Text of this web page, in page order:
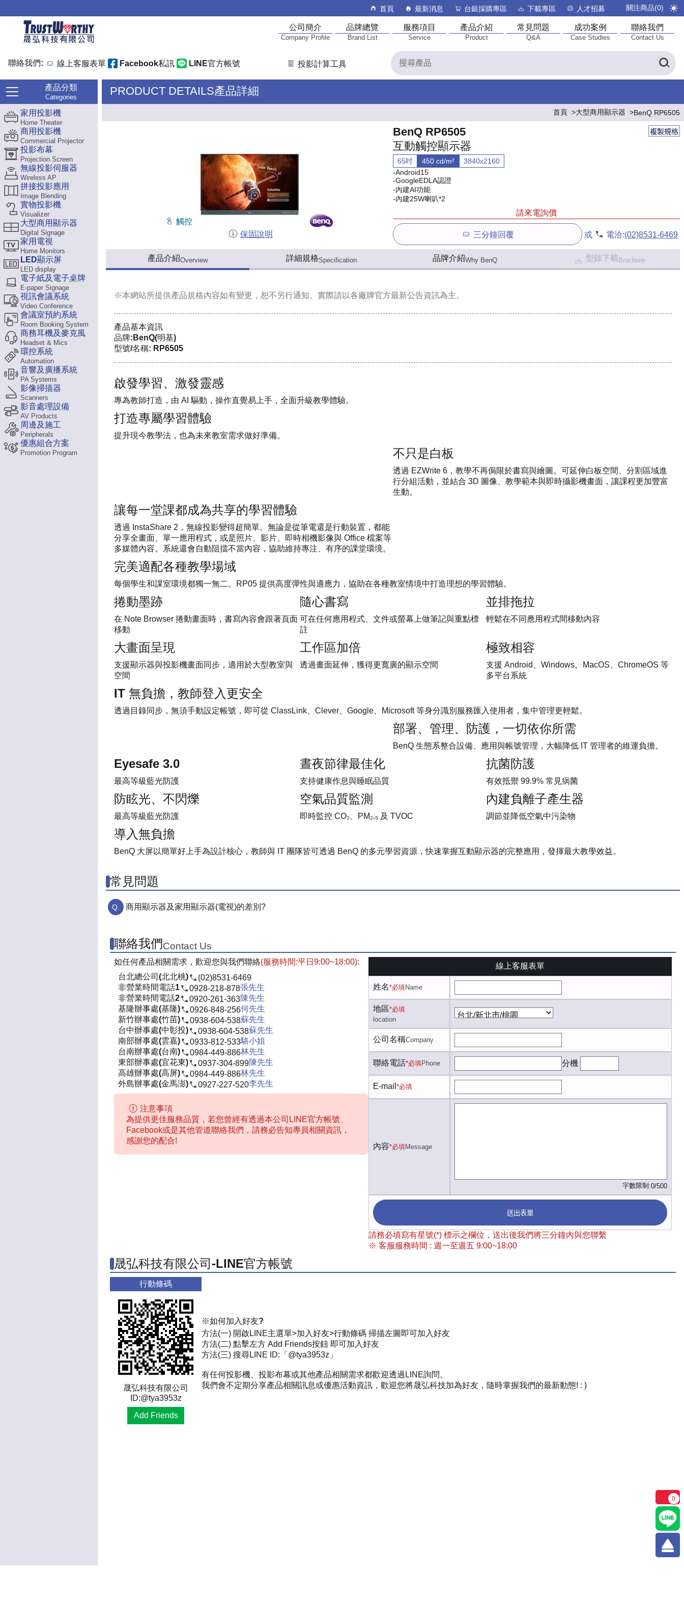
首頁 最新消息 台銀採購專區 下載專區 人才招募 關注商品(0)
公司簡介
Company Profile
品牌總覽
Brand List
服務項目
Service
產品介紹
Product
常見問題
Q&A
成功案例
Case Studies
聯絡我們
Contact Us
聯絡我們: 線上客服表單 Facebook私訊 LINE官方帳號 投影計算工具
產品分類
Categories
家用投影機
Home Theater
商用投影機
Commercial Projector
投影布幕
Projection Screen
無線投影伺服器
Wireless AP
拼接投影應用
Image Blending
實物投影機
Visualizer
大型商用顯示器
Digital Signage
家用電視
Home Monitors
LED顯示屏
LED display
電子紙及電子桌牌
E-paper Signage
視訊會議系統
Video Conference
會議室預約系統
Room Booking System
商務耳機及麥克風
Headset & Mics
環控系統
Automation
音響及廣播系統
PA Systems
影像掃描器
Scanners
影音處理設備
AV Products
周邊及施工
Peripherals
優惠組合方案
Promotion Program
PRODUCT DETAILS產品詳細
首頁 大型商用顯示器 BenQ RP6505
複製規格
觸控
保固說明
BenQ RP6505
互動觸控顯示器
65吋 450 cd/m²
3840x2160
-Android15
-GoogleEDLA認證
-內建AI功能
-內建25W喇叭*2
請來電詢價
三分鐘回覆 或 電洽:(02)8531-6469
產品介紹Overview 詳細規格Specification 品牌介紹Why BenQ 型錄下載 Brochure
※本網站所提供產品規格內容如有變更，恕不另行通知。實際請以各廠牌官方最新公告資訊為主。
產品基本資訊
品牌:BenQ(明基)
型號/名稱: RP6505
啟發學習、激發靈感
專為教師打造，由 AI 驅動，操作直覺易上手，全面升級教學體驗。
打造專屬學習體驗
提升現今教學法，也為未來教室需求做好準備。
不只是白板
透過 EZWrite 6，教學不再侷限於書寫與繪圖。可延伸白板空間、分割區域進
行分組活動，並結合 3D 圖像、教學範本與即時攝影機畫面，讓課程更加豐富
生動。
讓每一堂課都成為共享的學習體驗
透過 InstaShare 2，無線投影變得超簡單。無論是從筆電還是行動裝置，都能
分享全畫面、單一應用程式，或是照片、影片、即時相機影像與 Office 檔案等
多媒體內容。系統還會自動阻擋不當內容，協助維持專注、有序的課堂環境。
完美適配各種教學場域
每個學生和課室環境都獨一無二。RP05 提供高度彈性與適應力，協助在各種教室情境中打造理想的學習體驗。
捲動墨跡
在 Note Browser 捲動畫面時，書寫內容會跟著頁面
移動
隨心書寫
可在任何應用程式、文件或螢幕上做筆記與重點標
註
並排拖拉
輕鬆在不同應用程式間移動內容
大畫面呈現
支援顯示器與投影機畫面同步，適用於大型教室與
空間
工作區加倍
透過畫面延伸，獲得更寬廣的顯示空間
極致相容
支援 Android、Windows、MacOS、ChromeOS 等
多平台系統
IT 無負擔，教師登入更安全
透過目錄同步，無須手動設定帳號，即可從 ClassLink、Clever、Google、Microsoft 等身分識別服務匯入使用者，集中管理更輕鬆。
部署、管理、防護，一切依你所需
BenQ 生態系整合設備、應用與帳號管理，大幅降低 IT 管理者的維運負擔。
Eyesafe 3.0
最高等級藍光防護
晝夜節律最佳化
支持健康作息與睡眠品質
抗菌防護
有效抵禦 99.9% 常見病菌
防眩光、不閃爍
最高等級藍光防護
空氣品質監測
即時監控 CO₂、PM₂.₅ 及 TVOC
內建負離子產生器
調節並降低空氣中污染物
導入無負擔
BenQ 大屏以簡單好上手為設計核心，教師與 IT 團隊皆可透過 BenQ 的多元學習資源，快速掌握互動顯示器的完整應用，發揮最大教學效益。
常見問題
商用顯示器及家用顯示器(電視)的差別?
聯絡我們Contact Us
如任何產品相關需求，歡迎您與我們聯絡(服務時間:平日9:00~18:00):
台北總公司(北北桃)
(02)8531-6469
非營業時間電話1
0928-218-878張先生
非營業時間電話2
0920-261-363陳先生
基隆辦事處(基隆)
0926-848-256何先生
新竹辦事處(竹苗)
0938-604-538蘇先生
台中辦事處(中彰投)
0938-604-538蘇先生
南部辦事處(雲嘉)
0933-812-533駱小姐
台南辦事處(台南)
0984-449-886林先生
東部辦事處(宜花東)
0937-304-899陳先生
高雄辦事處(高屏)
0984-449-886林先生
外島辦事處(金馬澎)
0927-227-520李先生
注意事項
為提供更佳服務品質，若您曾經有透過本公司LINE官方帳號、
Facebook或是其他管道聯絡我們，請務必告知專員相關資訊，
感謝您的配合!
線上客服表單
姓名*必填Name
地區*必填
location
公司名稱Company
聯絡電話*必填Phone 分機
E-mail *必填
內容*必填Message
字數限制:0/500
送出表單
請務必填寫有星號(*) 標示之欄位，送出後我們將三分鐘內與您聯繫
※ 客服服務時間 : 週一至週五 9:00~18:00
晟弘科技有限公司-LINE官方帳號
行動條碼
晟弘科技有限公司
ID:@tya3953z
Add Friends
※如何加入好友?
方法(一) 開啟LINE主選單>加入好友>行動條碼 掃描左圖即可加入好友
方法(二) 點擊左方 Add Friends按鈕 即可加入好友
方法(三) 搜尋LINE ID:「@tya3953z」
有任何投影機、投影布幕或其他產品相關需求都歡迎透過LINE詢問。
我們會不定期分享產品相關訊息或優惠活動資訊，歡迎您將晟弘科技加為好友，隨時掌握我們的最新動態! : )
0